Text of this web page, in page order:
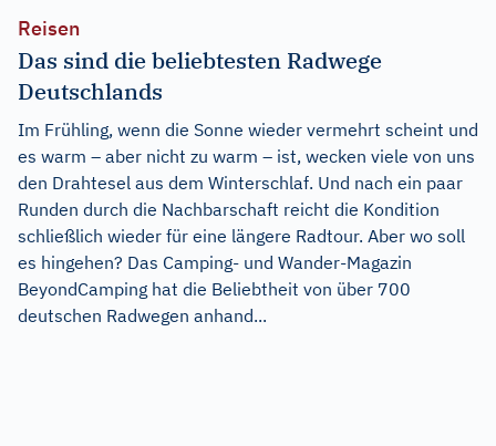
Reisen
Das sind die beliebtesten Radwege
Deutschlands
Im Frühling, wenn die Sonne wieder vermehrt scheint und
es warm – aber nicht zu warm – ist, wecken viele von uns
den Drahtesel aus dem Winterschlaf. Und nach ein paar
Runden durch die Nachbarschaft reicht die Kondition
schließlich wieder für eine längere Radtour. Aber wo soll
es hingehen? Das Camping- und Wander-Magazin
BeyondCamping hat die Beliebtheit von über 700
deutschen Radwegen anhand...